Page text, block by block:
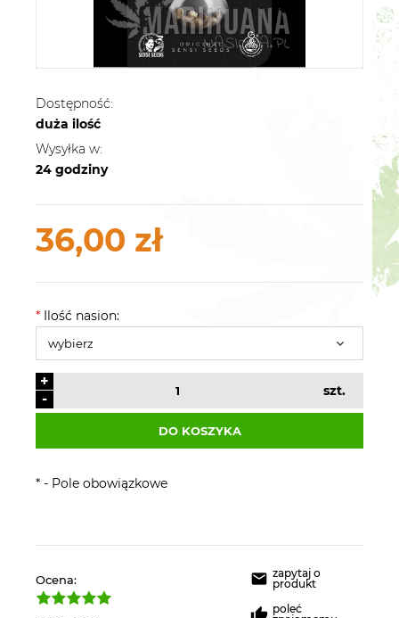
Dostępność:
duża ilość
Wysyłka w:
24 godziny
36,00 zł
* Ilość nasion:
-
+
szt.
DO KOSZYKA
* - Pole obowiązkowe
Ocena:
zapytaj o
produkt
poleć